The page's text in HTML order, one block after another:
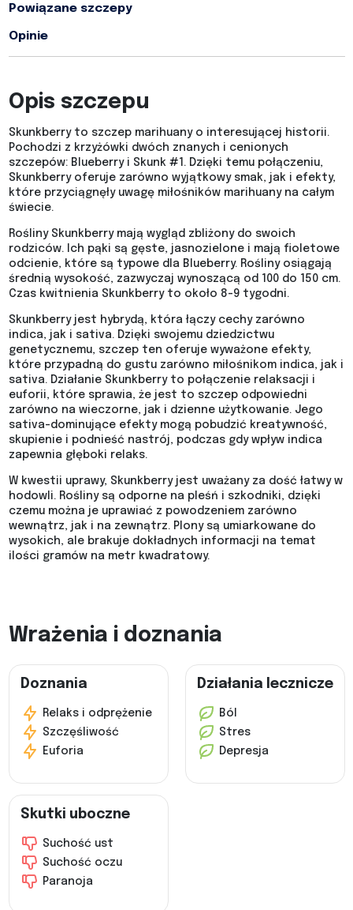
Powiązane szczepy
Opinie
Opis szczepu
Skunkberry to szczep marihuany o interesującej historii.
Pochodzi z krzyżówki dwóch znanych i cenionych
szczepów: Blueberry i Skunk #1. Dzięki temu połączeniu,
Skunkberry oferuje zarówno wyjątkowy smak, jak i efekty,
które przyciągnęły uwagę miłośników marihuany na całym
świecie.
Rośliny Skunkberry mają wygląd zbliżony do swoich
rodziców. Ich pąki są gęste, jasnozielone i mają fioletowe
odcienie, które są typowe dla Blueberry. Rośliny osiągają
średnią wysokość, zazwyczaj wynoszącą od 100 do 150 cm.
Czas kwitnienia Skunkberry to około 8-9 tygodni.
Skunkberry jest hybrydą, która łączy cechy zarówno
indica, jak i sativa. Dzięki swojemu dziedzictwu
genetycznemu, szczep ten oferuje wyważone efekty,
które przypadną do gustu zarówno miłośnikom indica, jak i
sativa. Działanie Skunkberry to połączenie relaksacji i
euforii, które sprawia, że jest to szczep odpowiedni
zarówno na wieczorne, jak i dzienne użytkowanie. Jego
sativa-dominujące efekty mogą pobudzić kreatywność,
skupienie i podnieść nastrój, podczas gdy wpływ indica
zapewnia głęboki relaks.
W kwestii uprawy, Skunkberry jest uważany za dość łatwy w
hodowli. Rośliny są odporne na pleśń i szkodniki, dzięki
czemu można je uprawiać z powodzeniem zarówno
wewnątrz, jak i na zewnątrz. Plony są umiarkowane do
wysokich, ale brakuje dokładnych informacji na temat
ilości gramów na metr kwadratowy.
Wrażenia i doznania
Doznania
Relaks i odprężenie
Szczęśliwość
Euforia
Działania lecznicze
Ból
Stres
Depresja
Skutki uboczne
Suchość ust
Suchość oczu
Paranoja